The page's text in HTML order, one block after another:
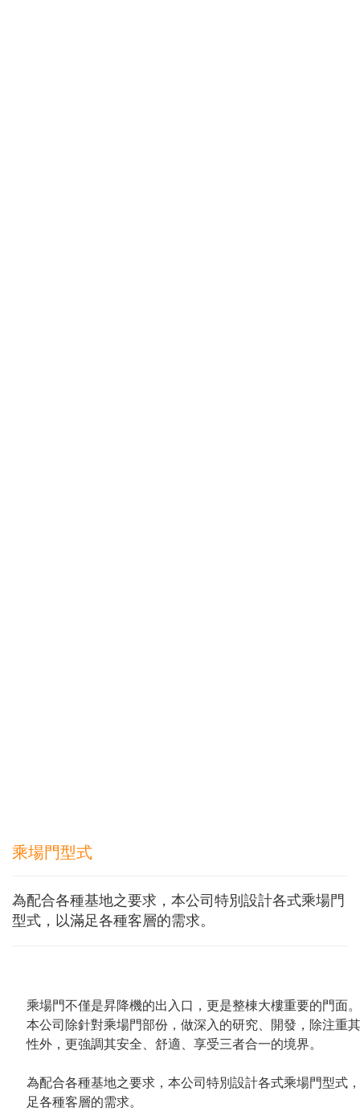
乘場門型式
為配合各種基地之要求，本公司特別設計各式乘場門
型式，以滿足各種客層的需求。
乘場門不僅是昇降機的出入口，更是整棟大樓重要的門面
本公司除針對乘場門部份，做深入的研究、開發，除注重
性外，更強調其安全、舒適、享受三者合一的境界。
為配合各種基地之要求，本公司特別設計各式乘場門型式
足各種客層的需求。